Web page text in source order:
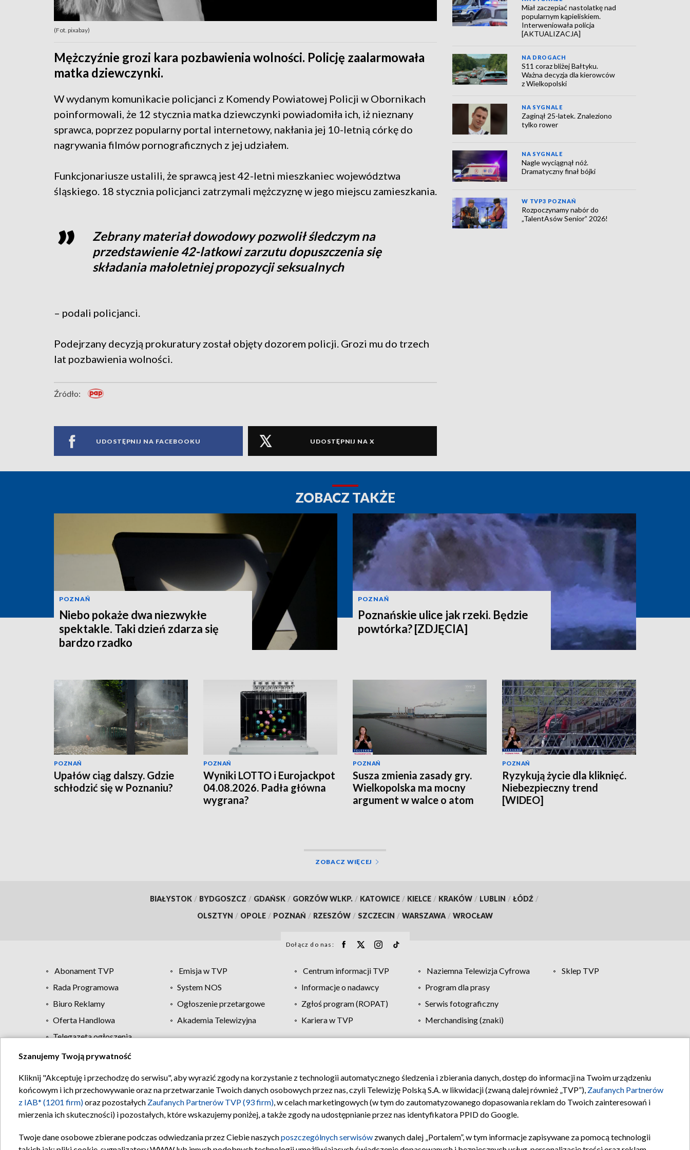
(Fot. pixabay)
Mężczyźnie grozi kara pozbawienia wolności. Policję zaalarmowała
matka dziewczynki.
W wydanym komunikacie policjanci z Komendy Powiatowej Policji w Obornikach
poinformowali, że 12 stycznia matka dziewczynki powiadomiła ich, iż nieznany
sprawca, poprzez popularny portal internetowy, nakłania jej 10-letnią córkę do
nagrywania filmów pornograficznych z jej udziałem.
Funkcjonariusze ustalili, że sprawcą jest 42-letni mieszkaniec województwa
śląskiego. 18 stycznia policjanci zatrzymali mężczyznę w jego miejscu zamieszkania.
Zebrany materiał dowodowy pozwolił śledczym na
przedstawienie 42-latkowi zarzutu dopuszczenia się
składania małoletniej propozycji seksualnych
– podali policjanci.
Podejrzany decyzją prokuratury został objęty dozorem policji. Grozi mu do trzech
lat pozbawienia wolności.
Źródło:
UDOSTĘPNIJ NA FACEBOOKU UDOSTĘPNIJ NA X
Miał zaczepiać nastolatkę nad
popularnym kąpieliskiem.
Interweniowała policja
[AKTUALIZACJA]
NA DROGACH
S11 coraz bliżej Bałtyku.
Ważna decyzja dla kierowców
z Wielkopolski
NA SYGNALE
Zaginął 25-latek. Znaleziono
tylko rower
NA SYGNALE
Nagle wyciągnął nóż.
Dramatyczny finał bójki
W TVP3 POZNAŃ
Rozpoczynamy nabór do
„TalentAsów Senior” 2026!
ZOBACZ TAKŻE
POZNAŃ
Niebo pokaże dwa niezwykłe
spektakle. Taki dzień zdarza się
bardzo rzadko
POZNAŃ
Poznańskie ulice jak rzeki. Będzie
powtórka? [ZDJĘCIA]
POZNAŃ
Upałów ciąg dalszy. Gdzie
schłodzić się w Poznaniu?
POZNAŃ
Wyniki LOTTO i Eurojackpot
04.08.2026. Padła główna
wygrana?
POZNAŃ
Susza zmienia zasady gry.
Wielkopolska ma mocny
argument w walce o atom
POZNAŃ
Ryzykują życie dla kliknięć.
Niebezpieczny trend
[WIDEO]
ZOBACZ WIĘCEJ
BIAŁYSTOK / BYDGOSZCZ / GDAŃSK / GORZÓW WLKP. / KATOWICE / KIELCE / KRAKÓW / LUBLIN / ŁÓDŹ /
OLSZTYN / OPOLE / POZNAŃ / RZESZÓW / SZCZECIN / WARSZAWA / WROCŁAW
Dołącz do nas:
Abonament TVP Emisja w TVP Centrum informacji TVP Naziemna Telewizja Cyfrowa
Sklep TVP
Rada Programowa
System NOS Informacje o nadawcy
Program dla prasy
Biuro Reklamy
Ogłoszenie przetargowe Zgłoś program (ROPAT)
Serwis fotograficzny
Oferta Handlowa
Akademia Telewizyjna Kariera w TVP
Merchandising (znaki)
Telegazeta ogłoszenia
Regulamin TVP Polityka prywatności Moje zgody Pomoc Biuro reklamy Kontakt
Szanujemy Twoją prywatność
Kliknij "Akceptuję i przechodzę do serwisu", aby wyrazić zgody na korzystanie z technologii automatycznego śledzenia i zbierania danych, dostęp do informacji na Twoim urządzeniu
końcowym i ich przechowywanie oraz na przetwarzanie Twoich danych osobowych przez nas, czyli Telewizję Polską S.A. w likwidacji (zwaną dalej również „TVP”), Zaufanych Partnerów
z IAB* (1201 firm)oraz pozostałych Zaufanych Partnerów TVP (93 firm), w celach marketingowych (w tym do zautomatyzowanego dopasowania reklam do Twoich zainteresowań i
mierzenia ich skuteczności) i pozostałych, które wskazujemy poniżej, a także zgody na udostępnianie przez nas identyfikatora PPID do Google.
Twoje dane osobowe zbierane podczas odwiedzania przez Ciebie naszychposzczególnych serwisów zwanych dalej „Portalem”, w tym informacje zapisywane za pomocą technologii